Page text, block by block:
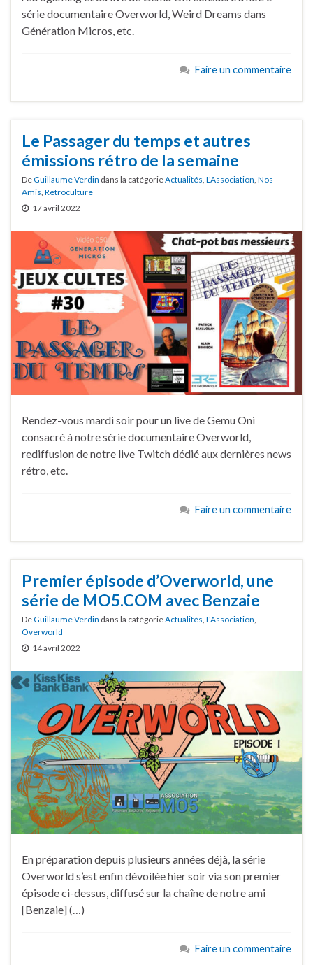
série documentaire Overworld, Weird Dreams dans
Génération Micros, etc.
Faire un commentaire
Le Passager du temps et autres
émissions rétro de la semaine
DeGuillaume Verdin dans la catégorieActualités L'Association Nos
Amis Retroculture
17 avril 2022
Rendez-vous mardi soir pour un live de Gemu Oni
consacré à notre série documentaire Overworld,
rediffusion de notre live Twitch dédié aux dernières news
rétro, etc.
Faire un commentaire
Premier épisode d’Overworld, une
série de MO5.COM avec Benzaie
DeGuillaume Verdin dans la catégorieActualités L'Association
Overworld
14 avril 2022
En préparation depuis plusieurs années déjà, la série
Overworld s’est enfin dévoilée hier soir via son premier
épisode ci-dessus, diffusé sur la chaîne de notre ami
[Benzaie] (…)
Faire un commentaire